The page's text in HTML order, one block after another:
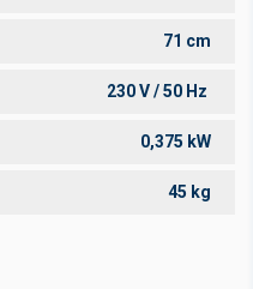
71 cm
230 V / 50 Hz
0,375 kW
45 kg